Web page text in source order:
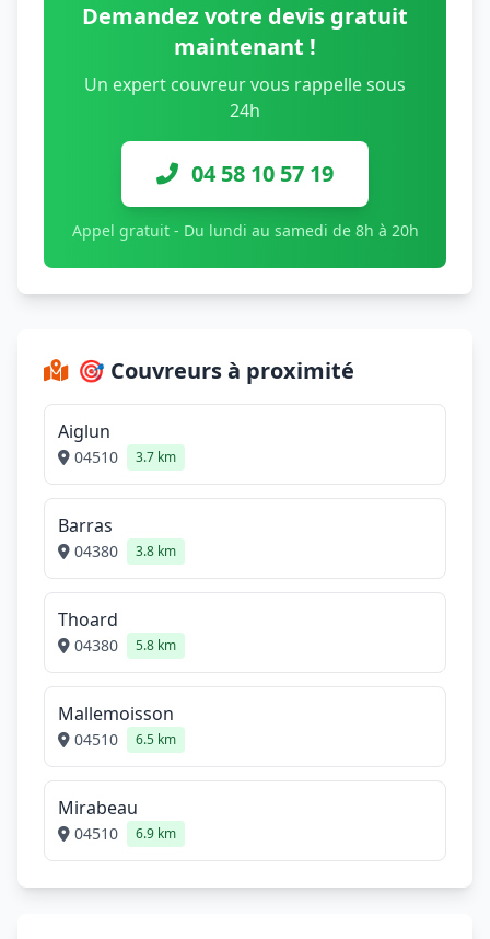
Demandez votre devis gratuit
maintenant !
Un expert couvreur vous rappelle sous
24h
04 58 10 57 19
Appel gratuit - Du lundi au samedi de 8h à 20h
🎯 Couvreurs à proximité
Aiglun
04510 3.7 km
Barras
04380 3.8 km
Thoard
04380 5.8 km
Mallemoisson
04510 6.5 km
Mirabeau
04510 6.9 km